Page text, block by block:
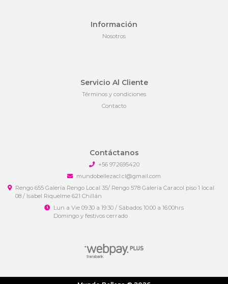
Información
Nosotros
Servicio Al Cliente
Términos y condiciones
Contacto
Contáctanos
+56 972695420
mundobellezacl.cl@gmail.com
Rengo 655 Galería Rengo Local 35/ Rengo 578 Galeria Caracol piso 1 local
08 / Isabel Riquelme 621 Chillán
Lun a Vie 09:30 a 19:30 / Sábados 10:00 a 16:00hrs
Domingo y festivos cerrado